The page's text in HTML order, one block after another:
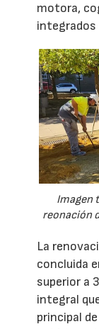
motora,
integrados
Imagen
reonación
La
concluida
superior a
integral
principal